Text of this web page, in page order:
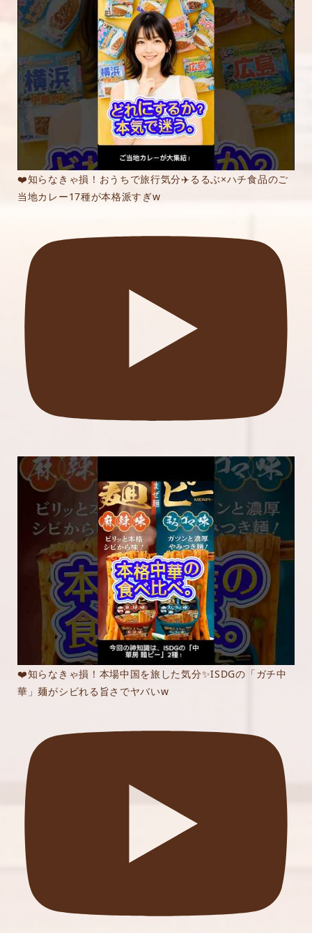
❤️知らなきゃ損！おうちで旅行気分✈️るるぶ×ハチ食品のご
当地カレー17種が本格派すぎw
❤️知らなきゃ損！本場中国を旅した気分✨ISDGの「ガチ中
華」麺がシビれる旨さでヤバいw